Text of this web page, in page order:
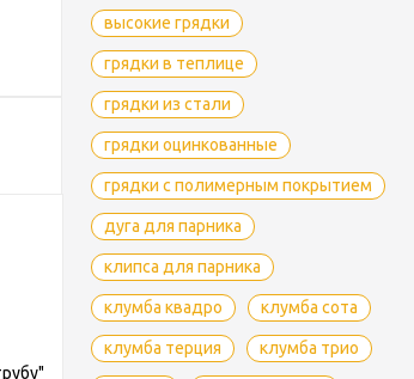
высокие грядки
грядки в теплице
грядки из стали
грядки оцинкованные
грядки с полимерным покрытием
дуга для парника
клипса для парника
клумба квадро клумба сота
клумба терция клумба трио